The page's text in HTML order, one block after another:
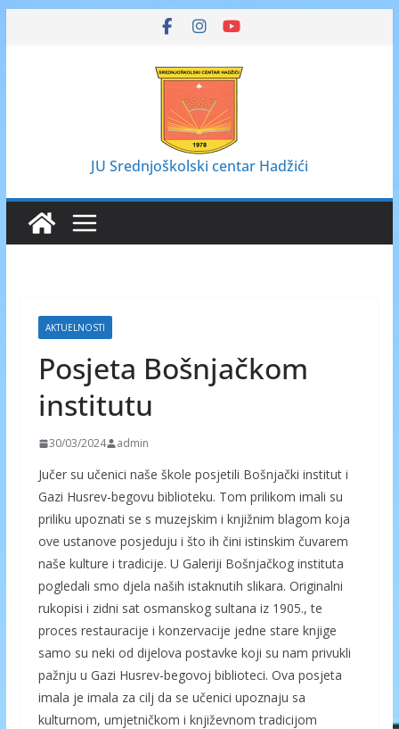
JU Srednjoškolski centar Hadžići
AKTUELNOSTI
Posjeta Bošnjačkom
institutu
30/03/2024 admin
Jučer su učenici naše škole posjetili Bošnjački institut i
Gazi Husrev-begovu biblioteku. Tom prilikom imali su
priliku upoznati se s muzejskim i knjižnim blagom koja
ove ustanove posjeduju i što ih čini istinskim čuvarem
naše kulture i tradicije. U Galeriji Bošnjačkog instituta
pogledali smo djela naših istaknutih slikara. Originalni
rukopisi i zidni sat osmanskog sultana iz 1905., te
proces restauracije i konzervacije jedne stare knjige
samo su neki od dijelova postavke koji su nam privukli
pažnju u Gazi Husrev-begovoj biblioteci. Ova posjeta
imala je imala za cilj da se učenici upoznaju sa
kulturnom, umjetničkom i književnom tradicijom